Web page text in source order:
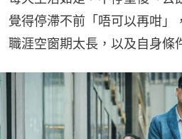
覺得停滯不前「唔可以再咁」
職涯空窗期太長，以及自身條